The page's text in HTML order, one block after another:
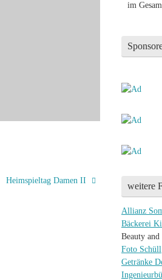
Heimspieltag Damen II
im
weitere
Allianz
Bäckerei
Beauty and
Foto Schüll
Getränke